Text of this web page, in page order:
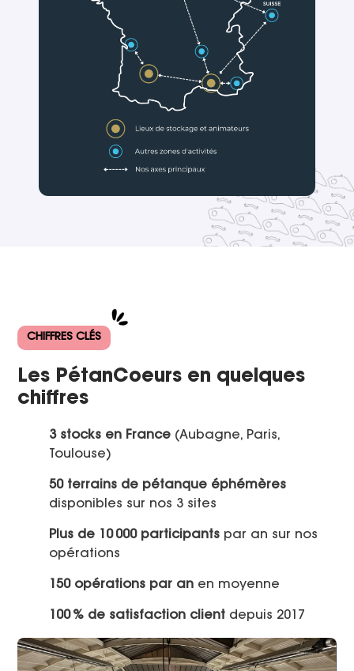
CHIFFRES CLÉS
Les PétanCoeurs en quelques
chiffres
3 stocks en France (Aubagne, Paris,
Toulouse)
50 terrains de pétanque éphémères
disponibles sur nos 3 sites
Plus de 10 000 participants par an sur nos
opérations
150 opérations par an en moyenne
100 % de satisfaction client depuis 2017